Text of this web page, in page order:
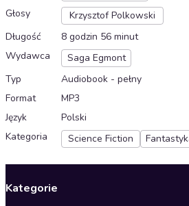
Głosy
Krzysztof Polkowski
Długość
8 godzin 56 minut
Wydawca
Saga Egmont
Typ
Audiobook - pełny
Format
MP3
Język
Polski
Kategoria
Science Fiction
Kategorie